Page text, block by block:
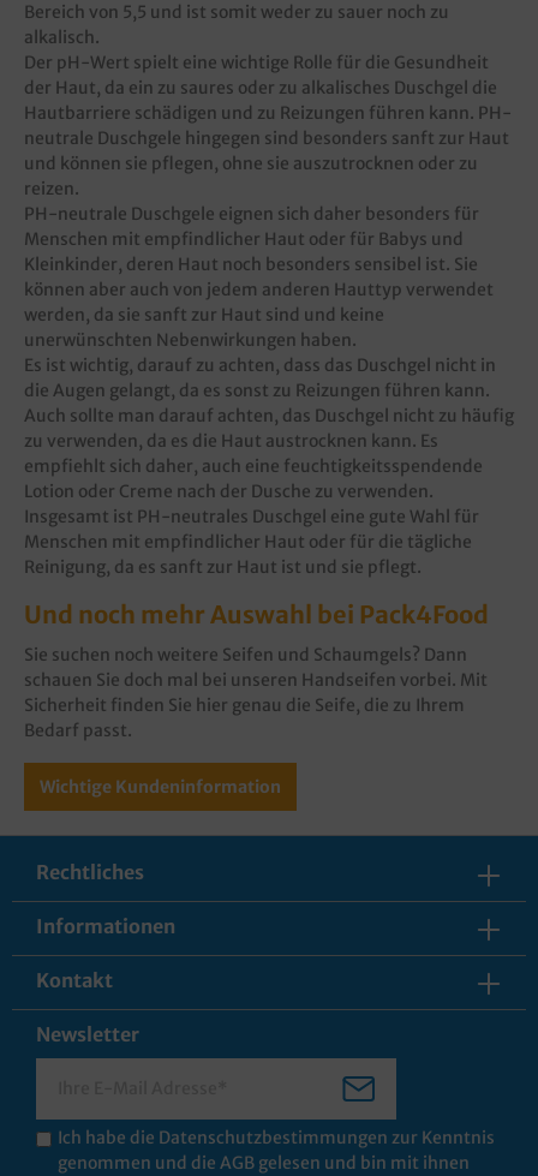
Bereich von 5,5 und ist somit weder zu sauer noch zu
alkalisch.
Der pH-Wert spielt eine wichtige Rolle für die Gesundheit
der Haut, da ein zu saures oder zu alkalisches Duschgel die
Hautbarriere schädigen und zu Reizungen führen kann. PH-
neutrale Duschgele hingegen sind besonders sanft zur Haut
und können sie pflegen, ohne sie auszutrocknen oder zu
reizen.
PH-neutrale Duschgele eignen sich daher besonders für
Menschen mit empfindlicher Haut oder für Babys und
Kleinkinder, deren Haut noch besonders sensibel ist. Sie
können aber auch von jedem anderen Hauttyp verwendet
werden, da sie sanft zur Haut sind und keine
unerwünschten Nebenwirkungen haben.
Es ist wichtig, darauf zu achten, dass das Duschgel nicht in
die Augen gelangt, da es sonst zu Reizungen führen kann.
Auch sollte man darauf achten, das Duschgel nicht zu häufig
zu verwenden, da es die Haut austrocknen kann. Es
empfiehlt sich daher, auch eine feuchtigkeitsspendende
Lotion oder Creme nach der Dusche zu verwenden.
Insgesamt ist PH-neutrales Duschgel eine gute Wahl für
Menschen mit empfindlicher Haut oder für die tägliche
Reinigung, da es sanft zur Haut ist und sie pflegt.
Und noch mehr Auswahl bei Pack4Food
Sie suchen noch weitere Seifen und Schaumgels? Dann
schauen Sie doch mal bei unseren Handseifen vorbei. Mit
Sicherheit finden Sie hier genau die Seife, die zu Ihrem
Bedarf passt.
Wichtige Kundeninformation
Rechtliches
Informationen
Kontakt
Newsletter
Ich habe die Datenschutzbestimmungen zur Kenntnis
genommen und die AGB gelesen und bin mit ihnen